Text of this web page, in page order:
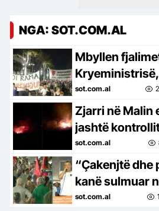
NGA: SOT.COM.AL
Mbyllen
Bulevard:
sot.com.al
Zjarri në Malin
jashtë
drejt zonave të
sot.com.al
“Çakenjtë dhe
kanë sulmuar
luftëtari i
sot.com.al